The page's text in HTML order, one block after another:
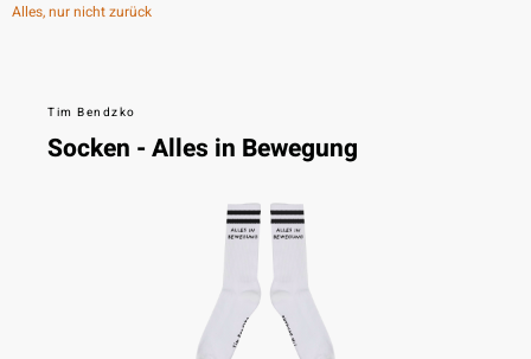
Alles, nur nicht zurück
Tim Bendzko
Socken - Alles in Bewegung